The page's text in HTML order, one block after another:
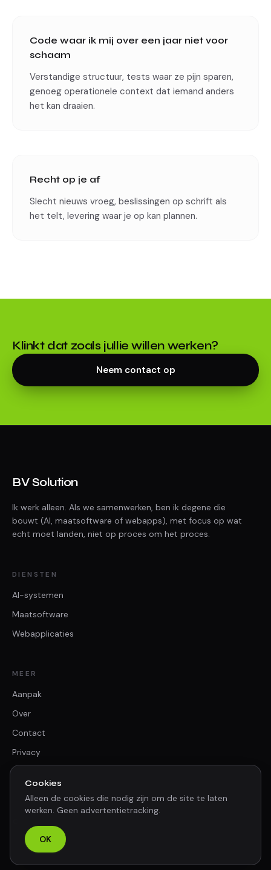
Code waar ik mij over een jaar niet voor
schaam
Verstandige structuur, tests waar ze pijn sparen,
genoeg operationele context dat iemand anders
het kan draaien.
Recht op je af
Slecht nieuws vroeg, beslissingen op schrift als
het telt, levering waar je op kan plannen.
Klinkt dat zoals jullie willen werken?
Neem contact op
BV Solution
Ik werk alleen. Als we samenwerken, ben ik degene die
bouwt (AI, maatsoftware of webapps), met focus op wat
echt moet landen, niet op proces om het proces.
DIENSTEN
AI-systemen
Maatsoftware
Webapplicaties
MEER
Aanpak
Over
Contact
Privacy
Cookies
Alleen de cookies die nodig zijn om de site te laten
werken. Geen advertentietracking.
OK